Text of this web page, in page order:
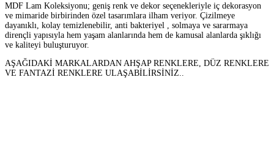
MDF Lam Koleksiyonu; geniş renk ve dekor seçenekleriyle iç dekorasyon
ve mimaride birbirinden özel tasarımlara ilham veriyor. Çizilmeye
dayanıklı, kolay temizlenebilir, anti bakteriyel , solmaya ve sararmaya
dirençli yapısıyla hem yaşam alanlarında hem de kamusal alanlarda şıklığı
ve kaliteyi buluşturuyor.
AŞAĞIDAKİ MARKALARDAN AHŞAP RENKLERE, DÜZ RENKLERE
VE FANTAZİ RENKLERE ULAŞABİLİRSİNİZ..